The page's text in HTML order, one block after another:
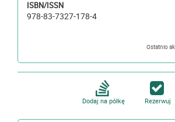
ISBN/ISSN
978-83-7327-178-4
Dodaj na półkę Rezerwuj